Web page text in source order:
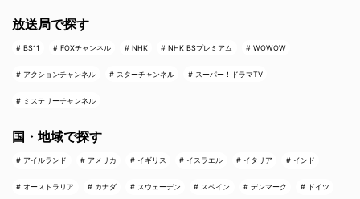
放送局で探す
BS11 FOXチャンネル NHK NHK BSプレミアム WOWOW
アクションチャンネル スターチャンネル スーパー！ドラマTV
ミステリーチャンネル
国・地域で探す
アイルランド アメリカ イギリス イスラエル イタリア インド
オーストラリア カナダ スウェーデン スペイン デンマーク ドイツ